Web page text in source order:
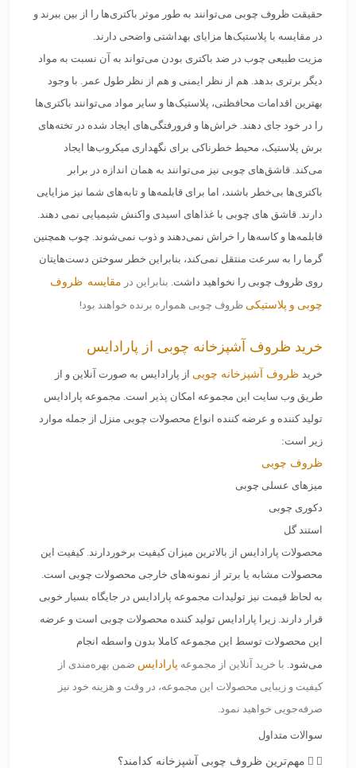
حقیقت ظروف چوبی می‌توانند به طور موثر باکتری‌ها را از بین ببرند و
در مقایسه با پلاستیک‌ها مزایای بهداشتی واضحی دارند.
مزیت طبیعی چوب در ضد باکتری بودن می‌تواند به آن نسبت به مواد
دیگر برتری بدهد. هم از نظر ایمنی و هم از نظر طول عمر. با وجود
بهترین اقدامات محافظتی، پلاستیک‌ها و سایر مواد می‌توانند باکتری‌ها
را در خود جای دهند. خراش‌ها و فرورفتگی‌های ایجاد شده در تخته‌های
برش پلاستیک، محیط خطرناکی برای نگهداری میکروب‌ها ایجاد
می‌کند. قاشق‌های چوبی نیز می‌توانند به همان اندازه در برابر
باکتری‌ها بی‌خطر باشند، اما برای قابلمه‌ها و تابه‌های شما نیز مزایایی
دارند. قاشق های چوبی با غذاهای اسیدی واکنش شیمیایی نمی دهند.
قابلمه‌ها و کاسه‌ها را خراش نمی‌دهند و ذوب نمی‌شوند. چوب همچنین
گرما را به سرعت منتقل نمی‌کند، بنابراین خطر سوختن دست‌هایتان
روی ظروف چوبی را نخواهید داشت. بنابراین در مقایسه ظروف
چوبی و پلاستیکی ظروف چوبی همواره برنده خواهند بود!
خرید ظروف آشپزخانه چوبی از پارادایس
خرید ظروف آشپزخانه چوبی از پارادایس به صورت آنلاین و از
طریق وب سایت این مجموعه امکان پذیر است‌. مجموعه پارادایس
تولید کننده و عرضه کننده انواع محصولات چوبی منزل از جمله موارد
زیر است:
ظروف چوبی
میزهای عسلی چوبی
دکوری چوبی
استند گل
محصولات پارادایس از بالاترین میزان کیفیت برخوردارند. کیفیت این
محصولات مشابه یا برتر از نمونه‌های خارجی محصولات چوبی است.
به لحاظ قیمت نیز تولیدات مجموعه پارادایس در جایگاه بسیار خوبی
قرار دارند. زیرا پارادایس تولید کننده محصولات چوبی است و عرضه
این محصولات توسط این مجموعه کاملا بدون واسطه انجام
می‌شود. با خرید آنلاین از مجموعه پارادایس ضمن بهره‌مندی از
کیفیت و زیبایی محصولات این مجموعه، در وقت و هزینه خود نیز
صرفه‌جویی خواهید نمود.
سوالات متداول
مهم‌ترین ظروف چوبی آشپزخانه کدامند؟